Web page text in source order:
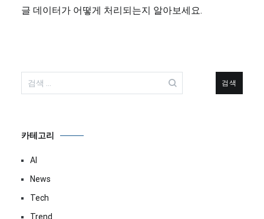
글 데이터가 어떻게 처리되는지 알아보세요.
색:
카테고리
AI
News
Tech
Trend